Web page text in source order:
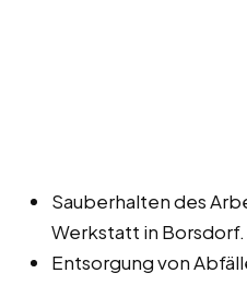
Sauberhalten des
Werkstatt in Borsdorf.
Entsorgung von